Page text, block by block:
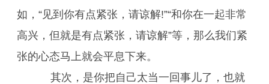
如，“见到你有点紧张，请谅解!”“和你在一起非常
高兴，但就是有点紧张，请谅解”等，那么我们紧
张的心态马上就会平息下来。
其次，是你把自己太当一回事儿了，也就